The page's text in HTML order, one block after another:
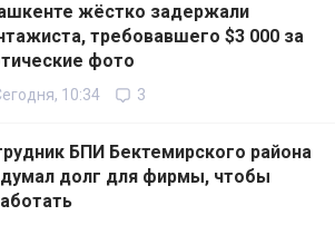
жёстко задержали
требовавшего $3 000 за
фото
10:34 3
БПИ Бектемирского района
долг для фирмы, чтобы